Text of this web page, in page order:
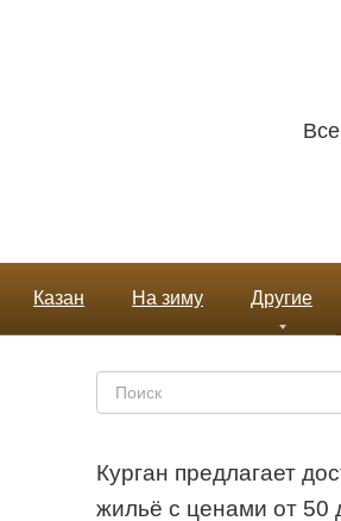
Казан На зиму Другие
Поиск:
Курган предлагает
жильё с ценами от 50